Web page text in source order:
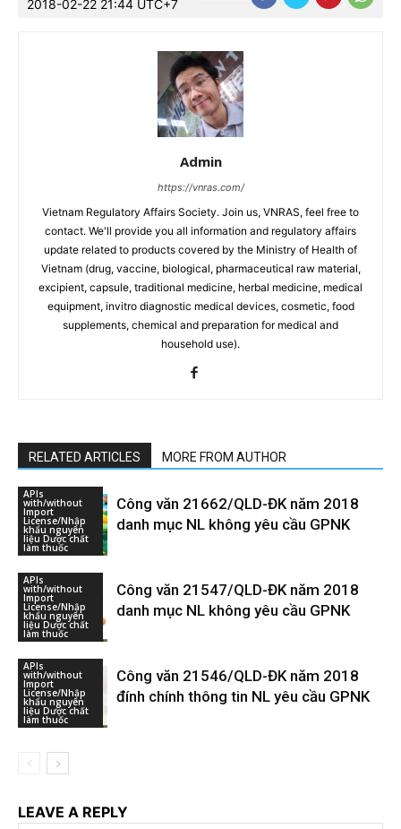
2018-02-22 21:44 UTC+7
Admin
https://vnras.com/
Vietnam Regulatory Affairs Society. Join us, VNRAS, feel free to
contact. We'll provide you all information and regulatory affairs
update related to products covered by the Ministry of Health of
Vietnam (drug, vaccine, biological, pharmaceutical raw material,
excipient, capsule, traditional medicine, herbal medicine, medical
equipment, invitro diagnostic medical devices, cosmetic, food
supplements, chemical and preparation for medical and
household use).
RELATED ARTICLES MORE FROM AUTHOR
APIs
with/without
Import
License/Nhập
khẩu nguyên
liệu Dược chất
làm thuốc
Công văn 21662/QLD-ĐK năm 2018
danh mục NL không yêu cầu GPNK
APIs
with/without
Import
License/Nhập
khẩu nguyên
liệu Dược chất
làm thuốc
Công văn 21547/QLD-ĐK năm 2018
danh mục NL không yêu cầu GPNK
APIs
with/without
Import
License/Nhập
khẩu nguyên
liệu Dược chất
làm thuốc
Công văn 21546/QLD-ĐK năm 2018
đính chính thông tin NL yêu cầu GPNK
LEAVE A REPLY